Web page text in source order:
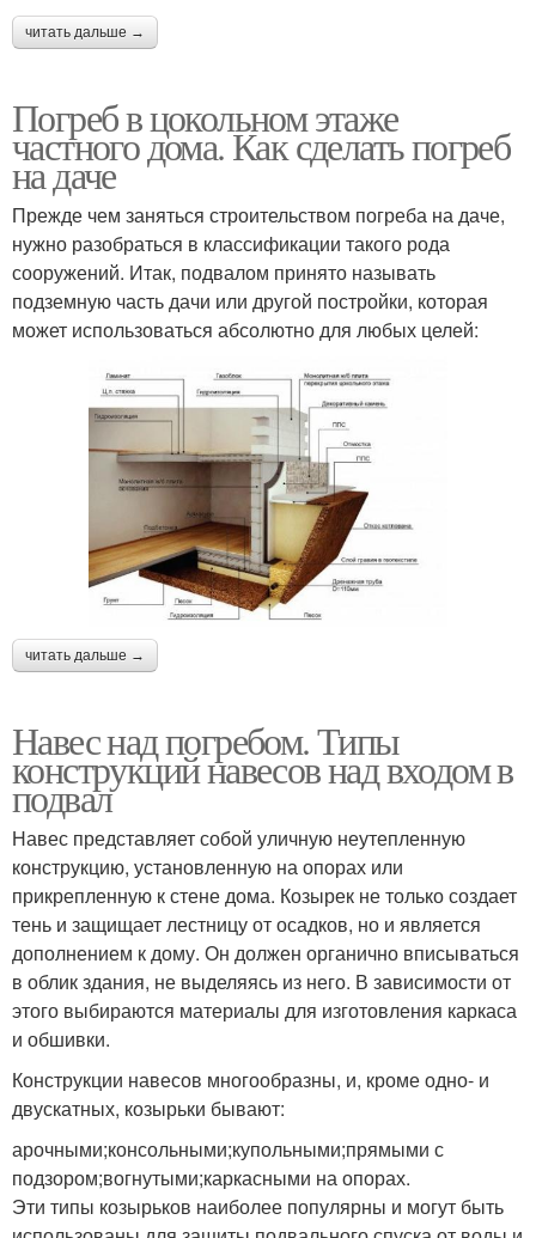
читать дальше →
Погреб в цокольном этаже
частного дома. Как сделать погреб
на даче
Прежде чем заняться строительством погреба на даче,
нужно разобраться в классификации такого рода
сооружений. Итак, подвалом принято называть
подземную часть дачи или другой постройки, которая
может использоваться абсолютно для любых целей:
читать дальше →
Навес над погребом. Типы
конструкций навесов над входом в
подвал
Навес представляет собой уличную неутепленную
конструкцию, установленную на опорах или
прикрепленную к стене дома. Козырек не только создает
тень и защищает лестницу от осадков, но и является
дополнением к дому. Он должен органично вписываться
в облик здания, не выделяясь из него. В зависимости от
этого выбираются материалы для изготовления каркаса
и обшивки.
Конструкции навесов многообразны, и, кроме одно- и
двускатных, козырьки бывают:
арочными;консольными;купольными;прямыми с
подзором;вогнутыми;каркасными на опорах.
Эти типы козырьков наиболее популярны и могут быть